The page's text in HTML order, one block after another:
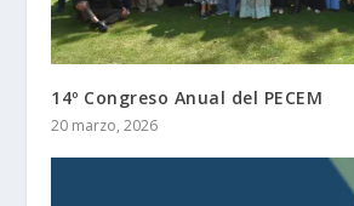
14º Congreso Anual del PECEM
20 marzo, 2026